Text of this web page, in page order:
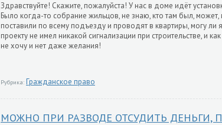
Здравствуйте! Скажите, пожалуйста! У нас в доме идёт
Было когда-то собрание жильцов, не знаю, кто там был, может,
поставили по всему подъезду и проводят в квартиры, могу ли
проекту не имел никакой сигнализации при строительстве, и
не хочу и нет даже желания!
Рубрика: Гражданское право
МОЖНО ПРИ РАЗВОДЕ ОТСУДИТЬ ДЕНЬГИ,